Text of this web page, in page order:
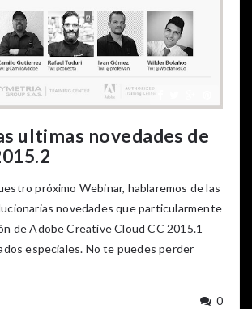
ultimas novedades de
próximo Webinar, hablaremos de las
novedades que particularmente
de Adobe Creative Cloud CC 2015.1
especiales. No te puedes perder
0